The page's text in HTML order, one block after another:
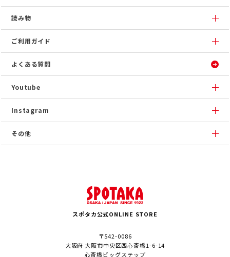
読み物
ご利用ガイド
よくある質問
Youtube
Instagram
その他
スポタカ公式ONLINE STORE
〒542-0086
大阪府 大阪市中央区西心斎橋1-6-14
心斎橋ビッグステップ